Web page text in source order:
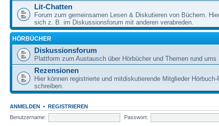
Lit-Chatten
Forum zum gemeinsamen Lesen & Diskutieren von Büchern.
sich z. B. im Diskussionsforum mit anderen verabreden.
HÖRBÜCHER
Diskussionsforum
Plattform zum Austausch über Hörbücher und Themen rund ums
Rezensionen
Hier können registrierte und mitdiskutierende Mitglieder Hörbuch-
schreiben.
ANMELDEN • REGISTRIEREN
Benutzername:
Passwort: